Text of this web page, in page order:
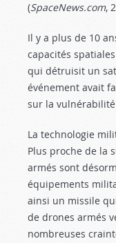
(SpaceNews.com,
Il y a plus de 10
capacités
qui détruisit un
événement avait
sur la
La technologie
Plus proche de la
armés sont
équipements
ainsi un missile
de drones armés
nombreuses